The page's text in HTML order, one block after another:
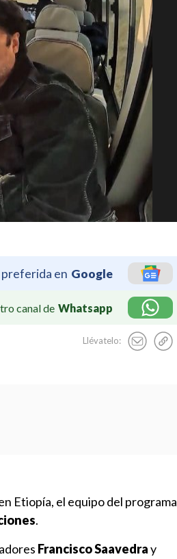
en Google
canal de Whatsapp
Llévatelo:
Etiopía, el equipo del programa
.
Francisco Saavedray